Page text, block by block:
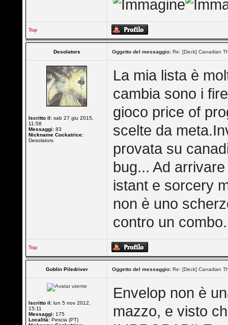
Top
Desolators Oggetto del messaggio: Re: [Deck] Canadian
Iscritto il: sab 27 giu 2015,
11:58
Messaggi: 83
Nickname Cockatrice:
Desolators
La mia lista è
cambia sono i
gioco price of
scelte da
provata su
bug... Ad
istant e sorcery
non è uno
contro un
Top
Goblin Piledriver Oggetto del messaggio: Re: [Deck] Canadian
Iscritto il: lun 5 nov 2012,
15:11
Messaggi: 175
Località: Pescia (PT)
Envelop non è
mazzo, e visto